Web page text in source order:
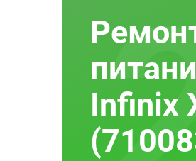
Infinix